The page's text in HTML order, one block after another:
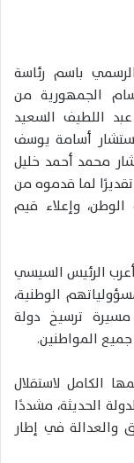
باسم رئاسة
الجمهورية من
اللطيف السعيد
أسامة يوسف
محمد أحمد خليل
تقديرًا لما قدموه من
وإعلاء قيم
أعرب الرئيس السيسي
الوطنية،
ترسيخ دولة
جميع المواطنين.
الكامل لاستقلال
الحديثة، مشددًا
والعدالة في إطار